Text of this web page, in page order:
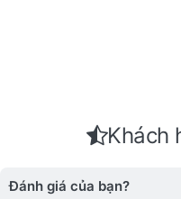
Khách
Đánh giá của bạn?